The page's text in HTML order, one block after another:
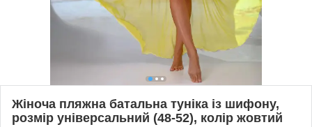
Жіноча пляжна батальна туніка із шифону,
розмір універсальний (48-52), колір жовтий